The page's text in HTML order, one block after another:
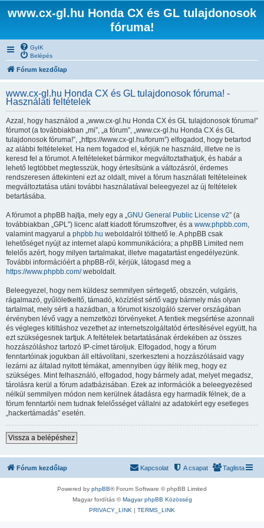
www.cx-gl.hu Honda CX és GL tulajdonosok
fóruma!
GyIK
Belépés
Fórum kezdőlap
www.cx-gl.hu Honda CX és GL tulajdonosok fóruma! -
Használati feltételek
Azzal, hogy használod a „www.cx-gl.hu Honda CX és GL tulajdonosok fóruma!”
fórumot (a továbbiakban „mi”, „a fórum”, „www.cx-gl.hu Honda CX és GL
tulajdonosok fóruma!”, „https://www.cx-gl.hu/forum”) elfogadod, hogy betartod
az alábbi feltételeket. Ha nem fogadod el, kérjük ne használd, illetve ne is
keresd fel a fórumot. A feltételeket bármikor megváltoztathatjuk, és habár a
lehető legtöbbet megtesszük, hogy értesítsünk a változásról, érdemes
rendszeresen áttekinteni ezt az oldalt, mivel a fórum használati feltételeinek
megváltoztatása utáni további használatával beleegyezel az új feltételek
betartásába.
A fórumot a phpBB hajtja, mely egy a „GNU General Public License v2” (a
továbbiakban „GPL”) licenc alatt kiadott fórumszoftver, és a www.phpbb.com,
valamint magyarul a phpbb.hu weboldalról tölthető le. A phpBB csak
lehetőséget nyújt az internet alapú kommunikációra; a phpBB Limited nem
felelős azért, hogy milyen tartalmakat, illetve magatartást engedélyezünk.
További információért a phpBB-ről, kérjük, látogasd meg a
https://www.phpbb.com/weboldalt.
Beleegyezel, hogy nem küldesz semmilyen sértegető, obszcén, vulgáris,
rágalmazó, gyűlöletkeltő, támadó, közízlést sértő vagy bármely más olyan
tartalmat, mely sérti a hazádban, a fórumot kiszolgáló szerver országában
érvényben lévő vagy a nemzetközi törvényeket. A fentiek megsértése azonnali
és végleges kitiltáshoz vezethet az internetszolgáltatód értesítésével együtt, ha
ezt szükségesnek tartjuk. A feltételek betartatásának érdekében az összes
hozzászóláshoz tartozó IP-címet tároljuk. Elfogadod, hogy a fórum
fenntartóinak jogukban áll eltávolítani, szerkeszteni a hozzászólásaid vagy
lezárni az általad nyitott témákat, amennyiben úgy ítélik meg, hogy ez
szükséges. Mint felhasználó, elfogadod, hogy bármely adat, melyet megadsz,
tárolásra kerül a fórum adatbázisában. Ezek az információk a beleegyezésed
nélkül semmilyen módon nem kerülnek átadásra egy harmadik félnek, de a
fórum fenntartói nem tudnak felelősséget vállalni az adatokért egy esetleges
„hackertámadás” esetén.
Vissza a belépéshez
Fórum kezdőlap Taglista
A csapat
Kapcsolat
Powered by phpBB® Forum Software © phpBB Limited
Magyar fordítás ©Magyar phpBB Közösség
PRIVACY_LINK | TERMS_LINK